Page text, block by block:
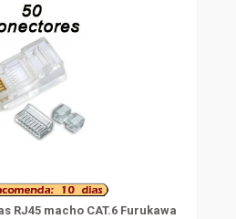
RJ45 macho CAT.6 Furukawa